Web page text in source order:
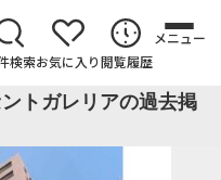
検索お気に入り閲覧履歴
メニュー
トガレリアの過去掲